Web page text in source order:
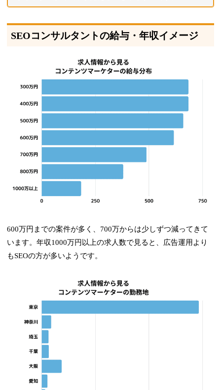
SEOコンサルタントの給与・年収イメージ
600万円までの案件が多く、700万からは少しずつ減ってきて
います。年収1000万円以上の求人数で見ると、広告運用より
もSEOの方が多いようです。